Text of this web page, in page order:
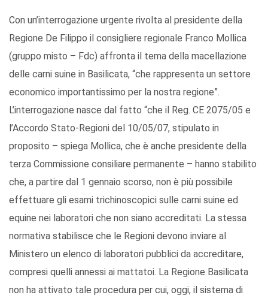
Con un’interrogazione urgente rivolta al presidente della
Regione De Filippo il consigliere regionale Franco Mollica
(gruppo misto – Fdc) affronta il tema della macellazione
delle carni suine in Basilicata, “che rappresenta un settore
economico importantissimo per la nostra regione”.
L’interrogazione nasce dal fatto “che il Reg. CE 2075/05 e
l’Accordo Stato-Regioni del 10/05/07, stipulato in
proposito – spiega Mollica, che è anche presidente della
terza Commissione consiliare permanente – hanno stabilito
che, a partire dal 1 gennaio scorso, non è più possibile
effettuare gli esami trichinoscopici sulle carni suine ed
equine nei laboratori che non siano accreditati. La stessa
normativa stabilisce che le Regioni devono inviare al
Ministero un elenco di laboratori pubblici da accreditare,
compresi quelli annessi ai mattatoi. La Regione Basilicata
non ha attivato tale procedura per cui, oggi, il sistema di